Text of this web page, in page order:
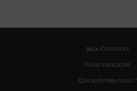
Jeux-Concours
Nous contacter
Qui sommes-nous ?